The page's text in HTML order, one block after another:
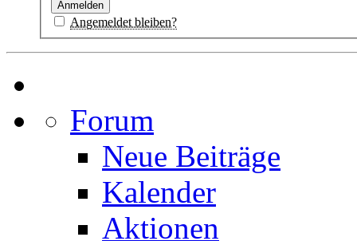
Angemeldet bleiben?
Forum
Neue Beiträge
Kalender
Aktionen